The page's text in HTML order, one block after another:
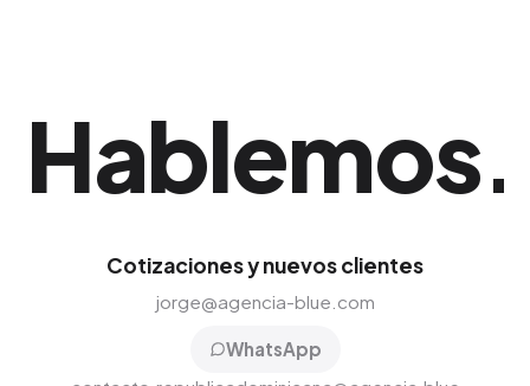
Hablemos.
Cotizaciones y nuevos clientes
jorge@agencia-blue.com
WhatsApp